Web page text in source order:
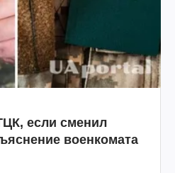
если сменил
военкомата